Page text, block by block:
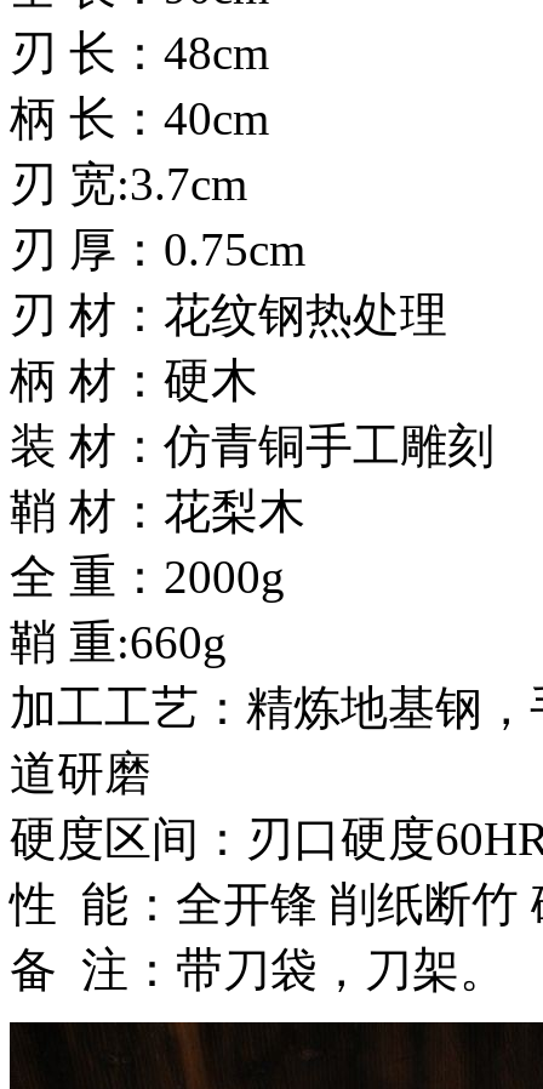
刃 长：48cm
柄 长：40cm
刃 宽:3.7cm
刃 厚：0.75cm
刃 材：花纹钢热处理
柄 材：硬木
装 材：仿青铜手工雕刻
鞘 材：花梨木
全 重：2000g
鞘 重:660g
加工工艺：精炼地基钢
道研磨
硬度区间：刃口硬度
性 能：全开锋 削纸断竹
备 注：带刀袋，刀架。